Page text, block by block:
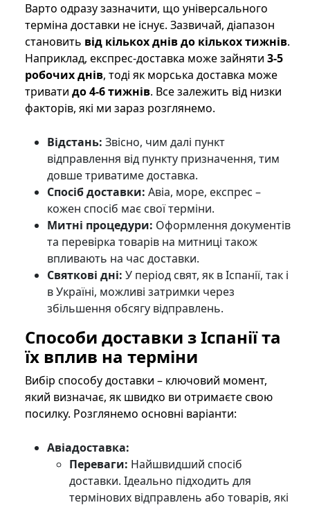
Варто одразу зазначити, що універсального
терміна доставки не існує. Зазвичай, діапазон
становить від кількох днів до кількох тижнів.
Наприклад, експрес-доставка може зайняти 3-5
робочих днів, тоді як морська доставка може
тривати до 4-6 тижнів. Все залежить від низки
факторів, які ми зараз розглянемо.
Відстань: Звісно, чим далі пункт
відправлення від пункту призначення, тим
довше триватиме доставка.
Спосіб доставки: Авіа, море, експрес –
кожен спосіб має свої терміни.
Митні процедури: Оформлення документів
та перевірка товарів на митниці також
впливають на час доставки.
Святкові дні: У період свят, як в Іспанії, так і
в Україні, можливі затримки через
збільшення обсягу відправлень.
Способи доставки з Іспанії та
їх вплив на терміни
Вибір способу доставки – ключовий момент,
який визначає, як швидко ви отримаєте свою
посилку. Розглянемо основні варіанти:
Авіадоставка:
Переваги: Найшвидший спосіб
доставки. Ідеально підходить для
термінових відправлень або товарів, які